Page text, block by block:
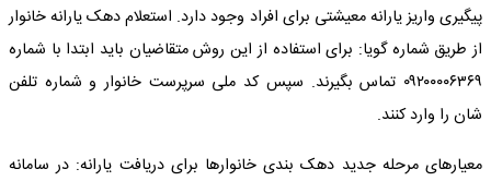
پیگیری واریز یارانه معیشتی برای افراد وجود دارد. استعلام دهک یارانه خانوار
از طریق شماره گویا: برای استفاده از این روش متقاضیان باید ابتدا با شماره
۰۹۲۰۰۰۰۶۳۶۹ تماس بگیرند. سپس کد ملی سرپرست خانوار و شماره تلفن
شان را وارد کنند.
معیارهای مرحله جدید دهک‌ بندی خانوارها برای دریافت یارانه: در سامانه